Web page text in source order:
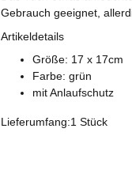
Gebrauch geeignet,
Artikeldetails
Größe: 17 x 17cm
Farbe: grün
mit Anlaufschutz
Lieferumfang:1 Stück